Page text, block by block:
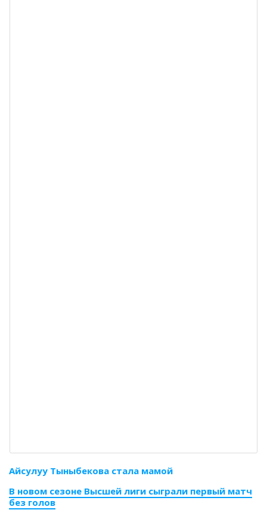
Айсулуу Тыныбекова стала мамой
В новом сезоне Высшей лиги сыграли первый матч
без голов